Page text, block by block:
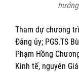
Tham dự chương
Đảng ủy; PGS.TS
Phạm Hồng
Kinh tế, nguyên